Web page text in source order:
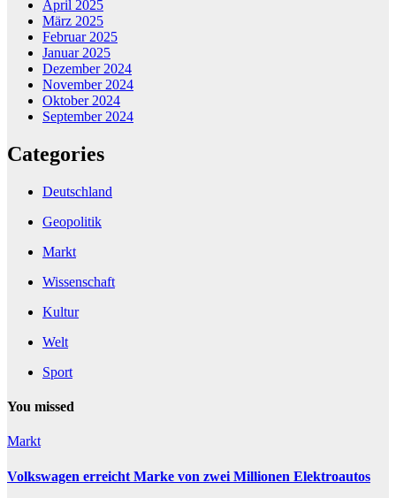
April 2025
März 2025
Februar 2025
Januar 2025
Dezember 2024
November 2024
Oktober 2024
September 2024
Categories
Deutschland
Geopolitik
Markt
Wissenschaft
Kultur
Welt
Sport
You missed
Markt
Volkswagen erreicht Marke von zwei Millionen Elektroautos